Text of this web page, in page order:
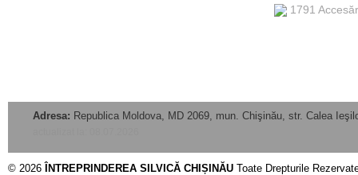
1791
Adresa: Republica Moldova, MD 2069, mun. Chişinău, str. Calea
© 2026 ÎNTREPRINDEREA SILVICĂ CHIȘINĂU Toate Drepturile